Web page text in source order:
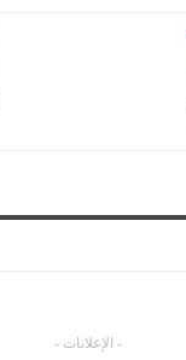
- الإعلانات -